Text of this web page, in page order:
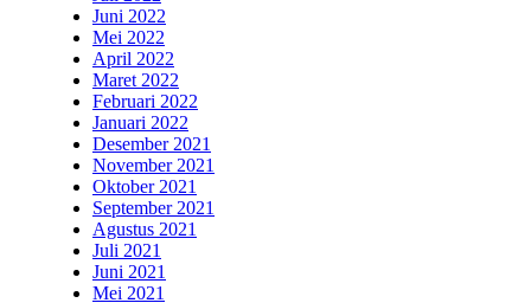
Juni 2022
Mei 2022
April 2022
Maret 2022
Februari 2022
Januari 2022
Desember 2021
November 2021
Oktober 2021
September 2021
Agustus 2021
Juli 2021
Juni 2021
Mei 2021